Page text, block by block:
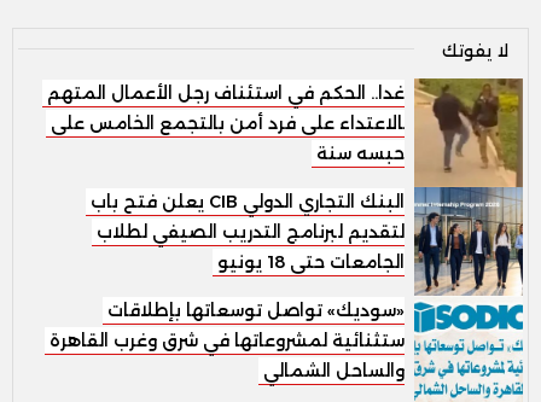
لا يفوتك
غدا.. الحكم في استئناف رجل الأعمال المتهم
بالاعتداء على فرد أمن بالتجمع الخامس على
حبسه سنة
البنك التجاري الدولي CIB يعلن فتح باب
التقديم لبرنامج التدريب الصيفي لطلاب
الجامعات حتى 18 يونيو
«سوديك» تواصل توسعاتها بإطلاقات
استثنائية لمشروعاتها في شرق وغرب القاهرة
والساحل الشمالي